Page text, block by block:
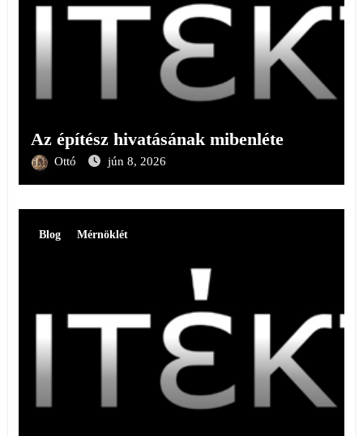
Az építész hivatásának mibenléte
Ottó jún 8, 2026
Blog Mérnöklét